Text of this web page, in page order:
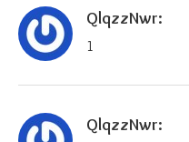
QlqzzNwr:
1
QlqzzNwr: